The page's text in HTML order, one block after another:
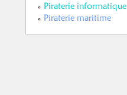
Piraterie informatique
Piraterie maritime